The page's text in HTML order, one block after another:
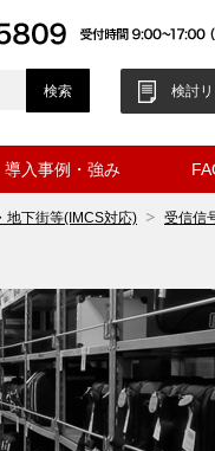
検討リ
導入事例・強み
地下街等(IMCS対応) 受信信